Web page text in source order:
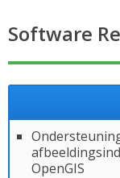
Software
OpenGIS